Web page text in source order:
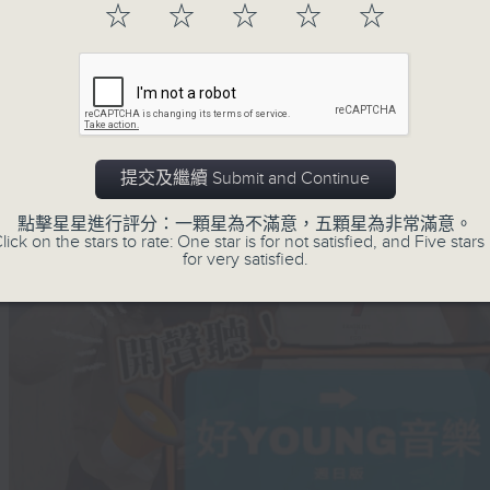
☆ ☆ ☆ ☆ ☆
提交及繼續 Submit and Continue
點擊星星進行評分：一顆星為不滿意，五顆星為非常滿意。
on the stars to rate: One star is for not satisfied, and Five stars
for very satisfied.